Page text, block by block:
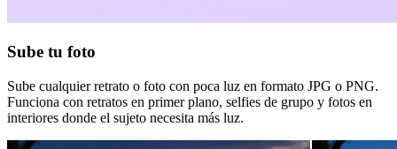
Sube tu foto
Sube cualquier retrato o foto con poca luz en formato JPG o PNG.
Funciona con retratos en primer plano, selfies de grupo y fotos en
interiores donde el sujeto necesita más luz.